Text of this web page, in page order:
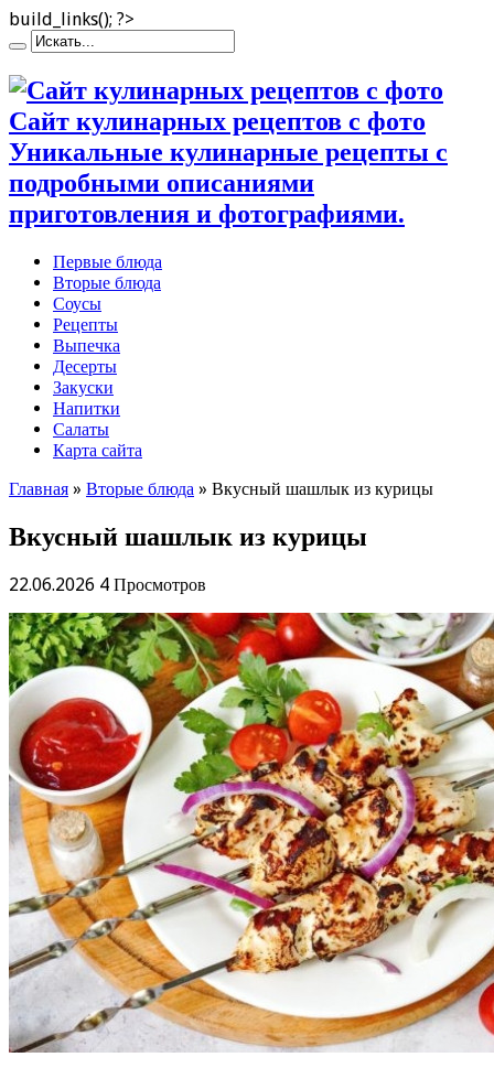
build_links(); ?>
Сайт кулинарных рецептов с фото
Уникальные кулинарные рецепты с
подробными описаниями
приготовления и фотографиями.
Первые блюда
Вторые блюда
Соусы
Рецепты
Выпечка
Десерты
Закуски
Напитки
Салаты
Карта сайта
Главная » Вторые блюда » Вкусный шашлык из курицы
Вкусный шашлык из курицы
22.06.2026 4 Просмотров